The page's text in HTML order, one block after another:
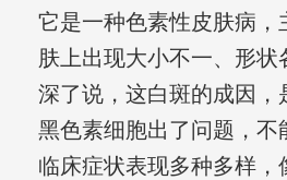
它是一种色素性皮肤病，
肤上出现大小不一、形状
深了说，这白斑的成因，
黑色素细胞出了问题，不
临床症状表现多种多样，